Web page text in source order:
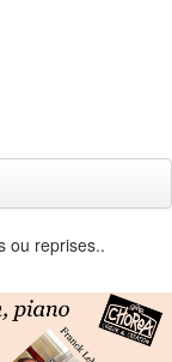
ou reprises..